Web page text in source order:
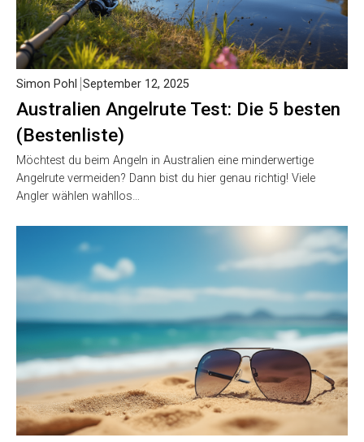
Australien Angelrute Test: Die 5 besten
(Bestenliste)
Simon Pohl September 12, 2025
Möchtest du beim Angeln in Australien eine minderwertige
Angelrute vermeiden? Dann bist du hier genau richtig! Viele
Angler wählen wahllos…